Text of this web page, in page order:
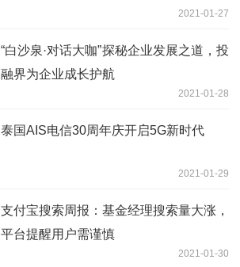
2021-01-27
“白沙泉·对话大咖”探秘企业发展之道，投
融界为企业成长护航
2021-01-28
泰国AIS电信30周年庆开启5G新时代
2021-01-29
支付宝搜索周报：基金经理搜索量大涨，
平台提醒用户需谨慎
2021-01-30